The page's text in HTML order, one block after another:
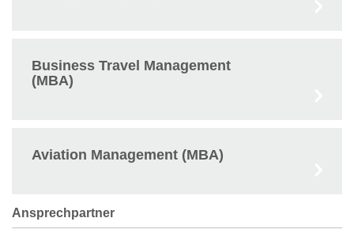
Business Travel Management
(MBA)
Aviation Management (MBA)
Ansprechpartner